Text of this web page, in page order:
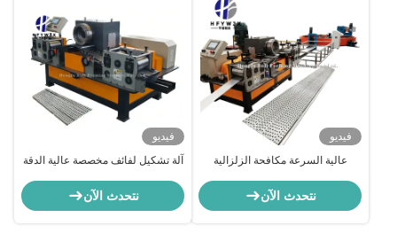
فيديو
عالية السرعة مكافحة الزلزالية
قابلة للتعديل
نتحدث الآن
فيديو
آلة تشكيل لفائف مخصصة عالية الدقة
هيدروليكي وتحكم PLC
نتحدث الآن